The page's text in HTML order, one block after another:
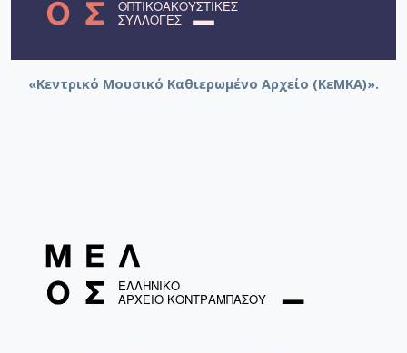
«Κεντρικό Μουσικό Καθιερωμένο Αρχείο (ΚεΜΚΑ)».